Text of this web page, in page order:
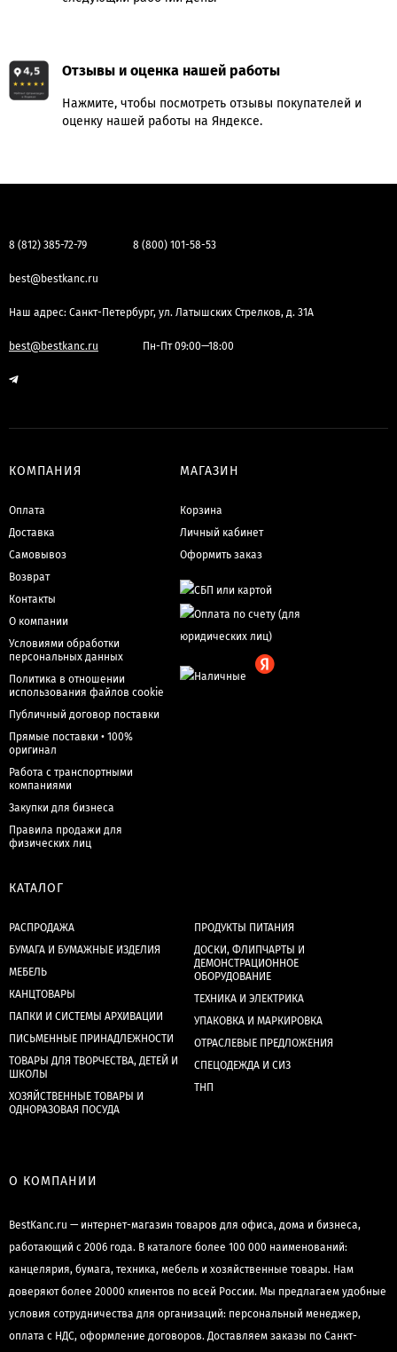
Отзывы и оценка нашей работы
Нажмите, чтобы посмотреть отзывы покупателей и
оценку нашей работы на Яндексе.
8 (812) 385-72-79 8 (800) 101-58-53
best@bestkanc.ru
Наш адрес: Санкт-Петербург, ул. Латышских Стрелков, д. 31А
best@bestkanc.ru Пн-Пт 09:00—18:00
КОМПАНИЯ
Оплата
Доставка
Самовывоз
Возврат
Контакты
О компании
Условиями обработки
персональных данных
Политика в отношении
использования файлов cookie
Публичный договор поставки
Прямые поставки • 100%
оригинал
Работа с транспортными
компаниями
Закупки для бизнеса
Правила продажи для
физических лиц
МАГАЗИН
Корзина
Личный кабинет
Оформить заказ
КАТАЛОГ
РАСПРОДАЖА
БУМАГА И БУМАЖНЫЕ ИЗДЕЛИЯ
МЕБЕЛЬ
КАНЦТОВАРЫ
ПАПКИ И СИСТЕМЫ АРХИВАЦИИ
ПИСЬМЕННЫЕ ПРИНАДЛЕЖНОСТИ
ТОВАРЫ ДЛЯ ТВОРЧЕСТВА, ДЕТЕЙ И
ШКОЛЫ
ХОЗЯЙСТВЕННЫЕ ТОВАРЫ И
ОДНОРАЗОВАЯ ПОСУДА
ПРОДУКТЫ ПИТАНИЯ
ДОСКИ, ФЛИПЧАРТЫ И
ДЕМОНСТРАЦИОННОЕ
ОБОРУДОВАНИЕ
ТЕХНИКА И ЭЛЕКТРИКА
УПАКОВКА И МАРКИРОВКА
ОТРАСЛЕВЫЕ ПРЕДЛОЖЕНИЯ
СПЕЦОДЕЖДА И СИЗ
ТНП
О КОМПАНИИ
BestKanc.ru — интернет-магазин товаров для офиса, дома и бизнеса,
работающий с 2006 года. В каталоге более 100 000 наименований:
канцелярия, бумага, техника, мебель и хозяйственные товары. Нам
доверяют более 20000 клиентов по всей России. Мы предлагаем удобные
условия сотрудничества для организаций: персональный менеджер,
оплата с НДС, оформление договоров. Доставляем заказы по Санкт-